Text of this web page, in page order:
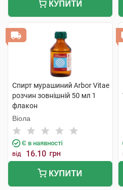
КУПИТИ
Спирт мурашиний Arbor Vitae
розчин зовнішній 50 мл 1
флакон
Віола
Є в наявності
від 16.10 грн
КУПИТИ